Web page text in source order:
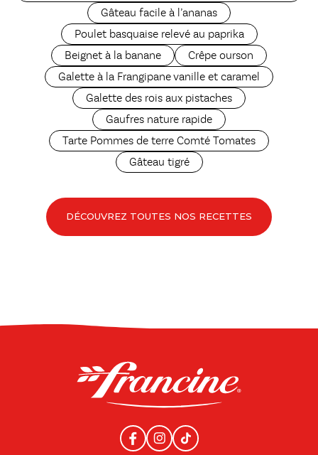
Gâteau facile à l’ananas
Poulet basquaise relevé au paprika
Beignet à la banane
Crêpe ourson
Galette à la Frangipane vanille et caramel
Galette des rois aux pistaches
Gaufres nature rapide
Tarte Pommes de terre Comté Tomates
Gâteau tigré
DÉCOUVREZ TOUTES NOS RECETTES